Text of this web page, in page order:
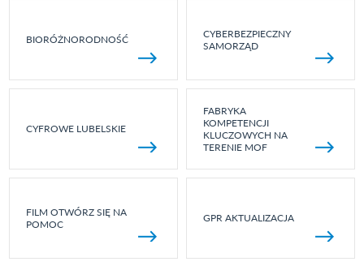
BIORÓŻNORODNOŚĆ
CYBERBEZPIECZNY
SAMORZĄD
CYFROWE LUBELSKIE
FABRYKA
KOMPETENCJI
KLUCZOWYCH NA
TERENIE MOF
FILM OTWÓRZ SIĘ NA
POMOC
GPR AKTUALIZACJA